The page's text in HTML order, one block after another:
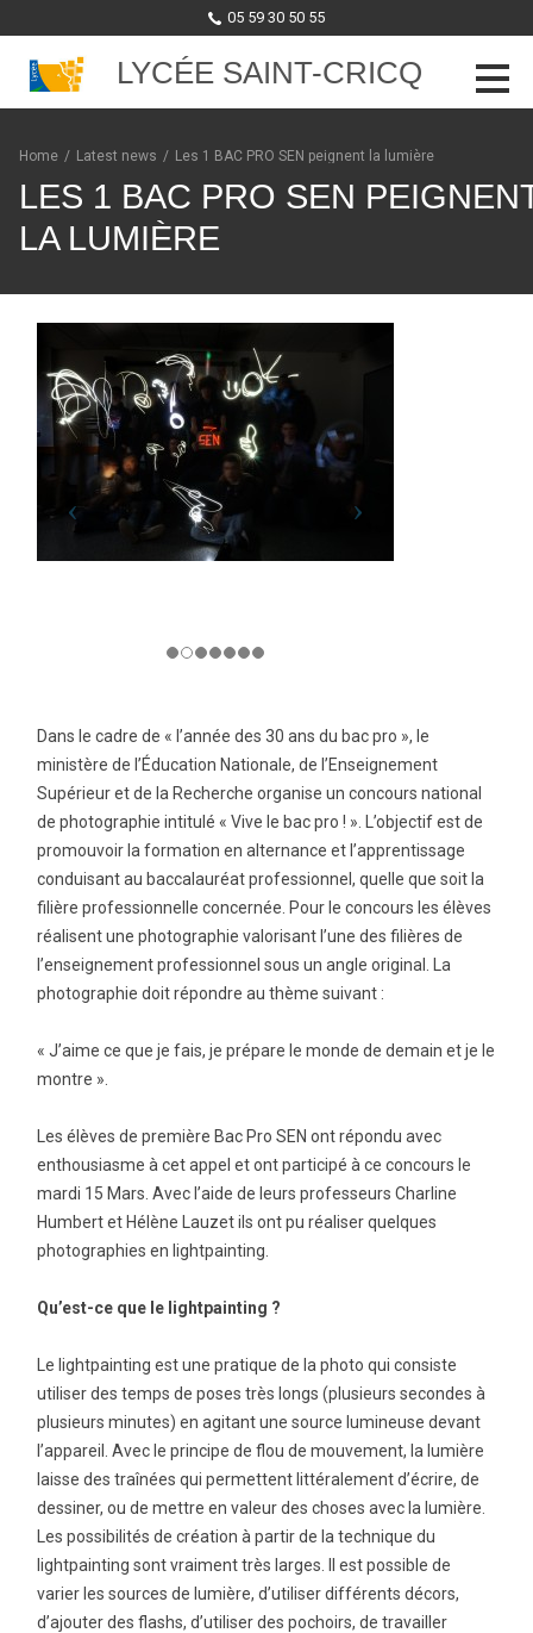
05 59 30 50 55
LYCÉE SAINT-CRICQ
Skip to content
Home / Latest news / Les 1 BAC PRO SEN peignent la lumière
LES 1 BAC PRO SEN
LA LUMIÈRE
Dans le cadre de « l’année des 30 ans du bac pro », le
ministère de l’Éducation Nationale, de l’Enseignement
Supérieur et de la Recherche organise un concours national
de photographie intitulé « Vive le bac pro ! ». L’objectif est de
promouvoir la formation en alternance et l’apprentissage
conduisant au baccalauréat professionnel, quelle que soit la
filière professionnelle concernée. Pour le concours les élèves
réalisent une photographie valorisant l’une des filières de
l’enseignement professionnel sous un angle original. La
photographie doit répondre au thème suivant :
« J’aime ce que je fais, je prépare le monde de demain et je le
montre ».
Les élèves de première Bac Pro SEN ont répondu avec
enthousiasme à cet appel et ont participé à ce concours le
mardi 15 Mars. Avec l’aide de leurs professeurs Charline
Humbert et Hélène Lauzet ils ont pu réaliser quelques
photographies en lightpainting.
Qu’est-ce que le lightpainting ?
Le lightpainting est une pratique de la photo qui consiste
utiliser des temps de poses très longs (plusieurs secondes à
plusieurs minutes) en agitant une source lumineuse devant
l’appareil. Avec le principe de flou de mouvement, la lumière
laisse des traînées qui permettent littéralement d’écrire, de
dessiner, ou de mettre en valeur des choses avec la lumière.
Les possibilités de création à partir de la technique du
lightpainting sont vraiment très larges. Il est possible de
varier les sources de lumière, d’utiliser différents décors,
d’ajouter des flashs, d’utiliser des pochoirs, de travailler